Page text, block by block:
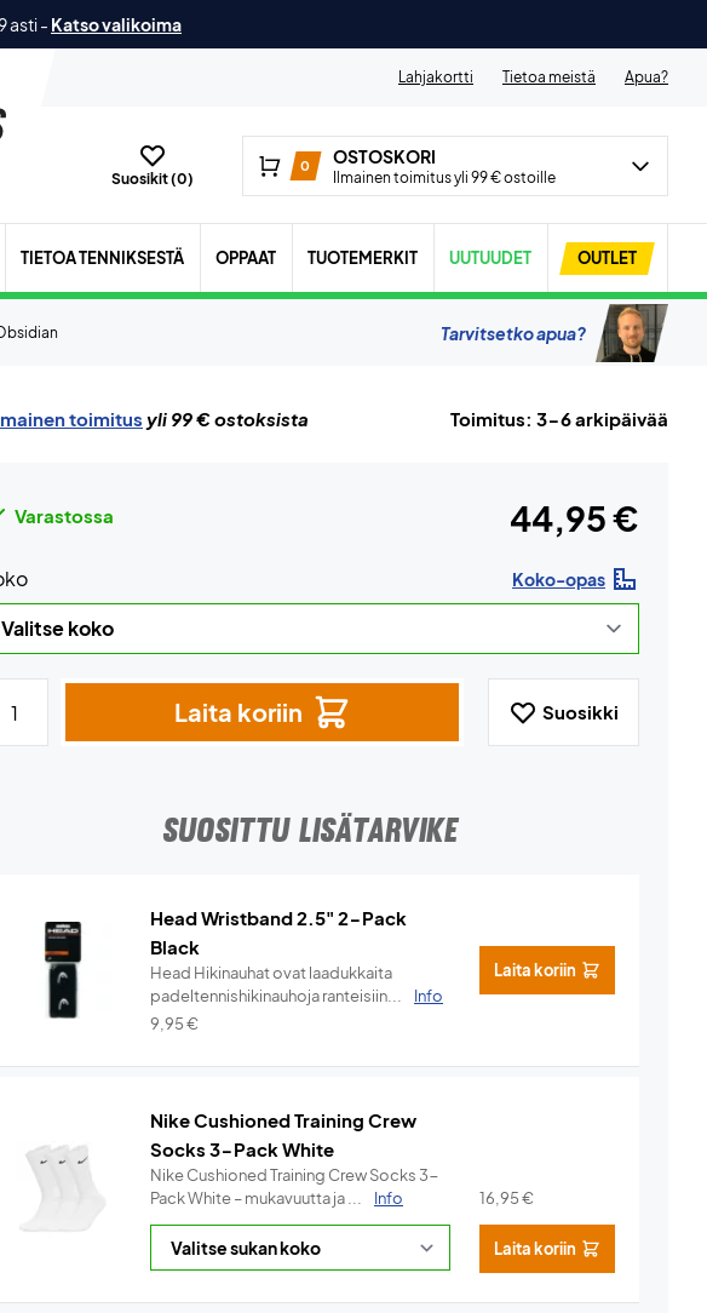
asti- Katso valikoima
Lahjakortti Tietoa meistä Apua?
Suosikit (0)
0 OSTOSKORI
Ilmainen toimitus yli 99 € ostoille
TIETOA TENNIKSESTÄ OPPAAT TUOTEMERKIT UUTUUDET OUTLET
Tarvitsetko apua?
toimitus yli 99 € ostoksista Toimitus: 3-6 arkipäivää
Varastossa 44,95 €
Koko-opas
Laita koriin Suosikki
SUOSITTU LISÄTARVIKE
Head Wristband 2.5" 2-Pack
Black
Head Hikinauhat ovat laadukkaita
padeltennishikinauhoja ranteisiin...
Info
9,95€
Laita koriin
Nike Cushioned Training Crew
Socks 3-Pack White
Nike Cushioned Training Crew Socks 3-
Pack White – mukavuutta ja ...
Info 16,95€
Laita koriin